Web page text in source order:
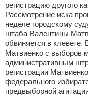
регистрацию другого
Рассмотрение иска
неделе городскому
штаба Валентины
обвиняется в клевете.
Матвиенко с выборов
административным
регистрации
федерального
предвыборной